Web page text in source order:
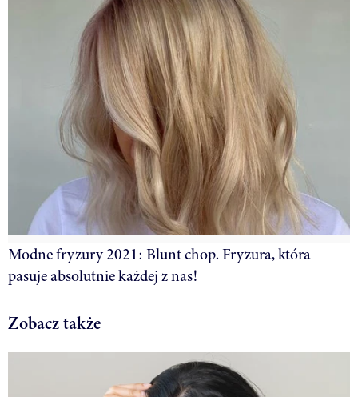
Modne fryzury 2021: Blunt chop. Fryzura, która
pasuje absolutnie każdej z nas!
Zobacz także